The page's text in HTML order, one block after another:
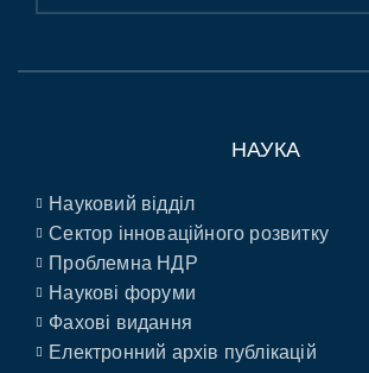
НАУКА
Науковий відділ
Сектор інноваційного розвитку
Проблемна НДР
Наукові форуми
Фахові видання
Електронний архів публікацій